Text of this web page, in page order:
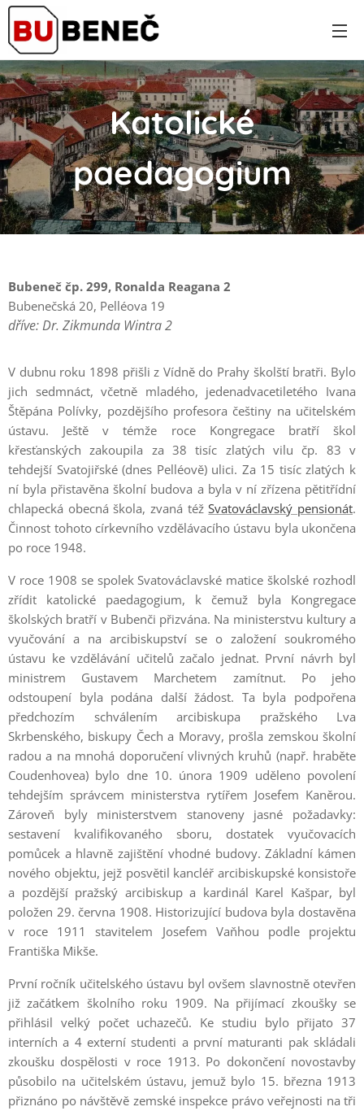
Katolické
paedagogium
Bubeneč čp. 299, Ronalda Reagana 2
Bubenečská 20, Pelléova 19
dříve: Dr. Zikmunda Wintra 2
V dubnu roku 1898 přišli z Vídně do Prahy školští bratři. Bylo
jich sedmnáct, včetně mladého, jedenadvacetiletého Ivana
Štěpána Polívky, pozdějšího profesora češtiny na učitelském
ústavu. Ještě v témže roce Kongregace bratří škol
křesťanských zakoupila za 38 tisíc zlatých vilu čp. 83 v
tehdejší Svatojiřské (dnes Pelléově) ulici. Za 15 tisíc zlatých k
ní byla přistavěna školní budova a byla v ní zřízena pětitřídní
chlapecká obecná škola, zvaná téžSvatováclavský pensionát.
Činnost tohoto církevního vzdělávacího ústavu byla ukončena
po roce 1948.
V roce 1908 se spolek Svatováclavské matice školské rozhodl
zřídit katolické paedagogium, k čemuž byla Kongregace
školských bratří v Bubenči přizvána. Na ministerstvu kultury a
vyučování a na arcibiskupství se o založení soukromého
ústavu ke vzdělávání učitelů začalo jednat. První návrh byl
ministrem Gustavem Marchetem zamítnut. Po jeho
odstoupení byla podána další žádost. Ta byla podpořena
předchozím schválením arcibiskupa pražského Lva
Skrbenského, biskupy Čech a Moravy, prošla zemskou školní
radou a na mnohá doporučení vlivných kruhů (např. hraběte
Coudenhovea) bylo dne 10. února 1909 uděleno povolení
tehdejším správcem ministerstva rytířem Josefem Kaněrou.
Zároveň byly ministerstvem stanoveny jasné požadavky:
sestavení kvalifikovaného sboru, dostatek vyučovacích
pomůcek a hlavně zajištění vhodné budovy. Základní kámen
nového objektu, jejž posvětil kancléř arcibiskupské konsistoře
a pozdější pražský arcibiskup a kardinál Karel Kašpar, byl
položen 29. června 1908. Historizující budova byla dostavěna
v roce 1911 stavitelem Josefem Vaňhou podle projektu
Františka Mikše.
První ročník učitelského ústavu byl ovšem slavnostně otevřen
již začátkem školního roku 1909. Na přijímací zkoušky se
přihlásil velký počet uchazečů. Ke studiu bylo přijato 37
interních a 4 externí studenti a první maturanti pak skládali
zkoušku dospělosti v roce 1913. Po dokončení novostavby
působilo na učitelském ústavu, jemuž bylo 15. března 1913
přiznáno po návštěvě zemské inspekce právo veřejnosti na tři